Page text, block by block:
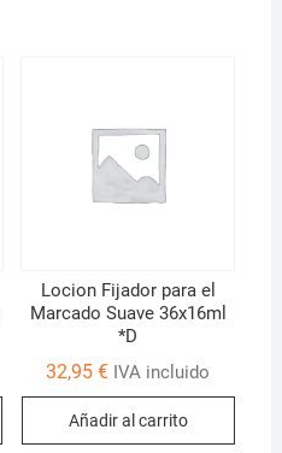
Locion Fijador para el
Marcado Suave 36x16ml
*D
32,95€ IVA incluido
Añadir al carrito